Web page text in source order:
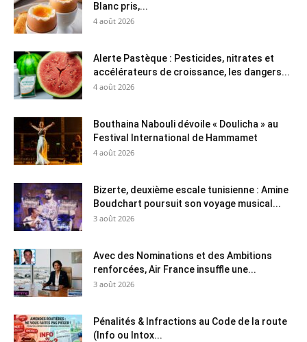
Blanc pris,...
4 août 2026
Alerte Pastèque : Pesticides, nitrates et
accélérateurs de croissance, les dangers...
4 août 2026
Bouthaina Nabouli dévoile « Doulicha » au
Festival International de Hammamet
4 août 2026
Bizerte, deuxième escale tunisienne : Amine
Boudchart poursuit son voyage musical...
3 août 2026
Avec des Nominations et des Ambitions
renforcées, Air France insuffle une...
3 août 2026
Pénalités & Infractions au Code de la route
(Info ou Intox...